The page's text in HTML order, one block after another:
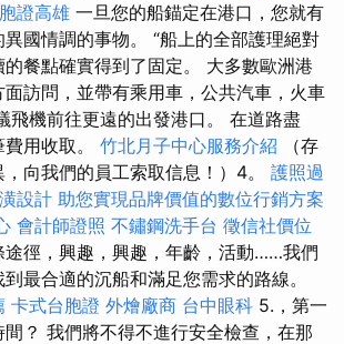
證高雄 一旦您的船錨定在港口，您就有
國情調的事物。 “船上的全部護理絕對
餐點確實得到了固定。 大多數歐洲港
訪問，並帶有乘用車，公共汽車，火車
飛機前往更遠的出發港口。 在道路盡
用收取。 竹北月子中心服務介紹 （存
向我們的員工索取信息！）4。 護照過
設計 助您實現品牌價值的數位行銷方案
會計師證照 不鏽鋼洗手台 徵信社價位
途徑，興趣，興趣，年齡，活動……我們
最合適的沉船和滿足您需求的路線。
卡式台胞證 外燴廠商 台中眼科 5.，第一
？ 我們將不得不進行安全檢查，在那